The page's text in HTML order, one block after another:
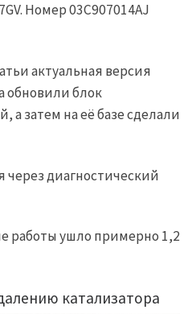
Номер 03C907014AJ
актуальная версия
обновили блок
затем на её базе сделали
диагностический
работы ушло примерно 1,2
катализатора